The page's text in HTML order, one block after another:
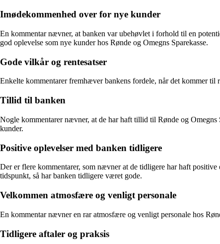
Imødekommenhed over for nye kunder
En kommentar nævner, at banken var ubehøvlet i forhold til en
god oplevelse som nye kunder hos Rønde og Omegns Sparekasse.
Gode vilkår og rentesatser
Enkelte kommentarer fremhæver bankens fordele, når det kommer til
Tillid til banken
Nogle kommentarer nævner, at de har haft tillid til Rønde og
kunder.
Positive oplevelser med banken tidligere
Der er flere kommentarer, som nævner at de tidligere har haft positive
tidspunkt, så har banken tidligere været gode.
Velkommen atmosfære og venligt personale
En kommentar nævner en rar atmosfære og venligt personale hos
Tidligere aftaler og praksis